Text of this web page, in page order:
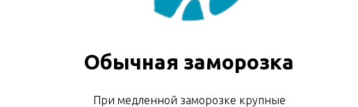
Обычная заморозка
При медленной заморозке крупные